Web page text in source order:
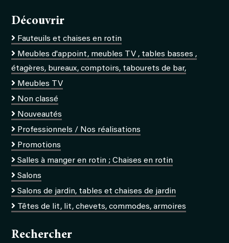
Découvrir
Fauteuils et chaises en rotin
Meubles d'appoint, meubles TV , tables basses ,
étagères, bureaux, comptoirs, tabourets de bar,
Meubles TV
Non classé
Nouveautés
Professionnels / Nos réalisations
Promotions
Salles à manger en rotin ; Chaises en rotin
Salons
Salons de jardin, tables et chaises de jardin
Têtes de lit, lit, chevets, commodes, armoires
Rechercher